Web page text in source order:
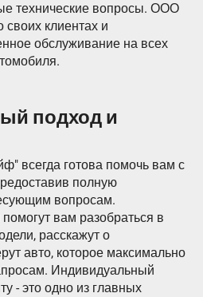
технические вопросы. ООО
клиентах и
обслуживание на всех
подход и
всегда готова помочь вам с
полную
вопросам.
вам разобраться в
расскажут о
авто, которое максимально
Индивидуальный
- это одно из главных